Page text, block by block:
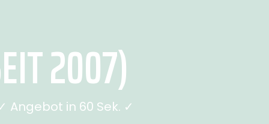
2007)
Angebot in 60 Sek. ✓